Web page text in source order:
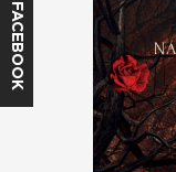
FACEBOOK